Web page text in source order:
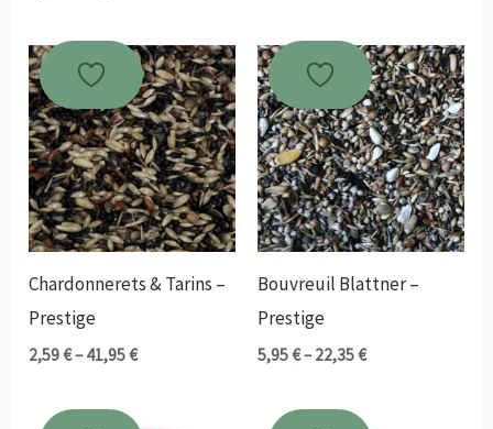
2,48 €
à
41,15 €
24,80 €
Chardonnerets & Tarins –
Prestige
2,59€–41,95€
Plage
2,59 €
Bouvreuil Blattner –
Prestige
5,95€–22,35€
Plage
5,95 €